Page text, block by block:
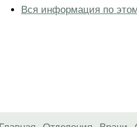
Вся информация по